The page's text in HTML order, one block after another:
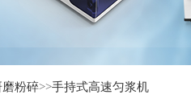
粉碎>>手持式高速匀浆机